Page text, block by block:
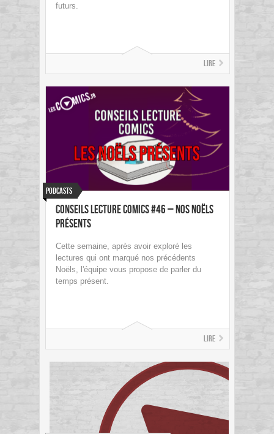
futurs.
Lire
Podcasts
Conseils Lecture Comics #46 – Nos Noëls
présents
Cette semaine, après avoir exploré les
lectures qui ont marqué nos précédents
Noëls, l'équipe vous propose de parler du
temps présent.
Lire